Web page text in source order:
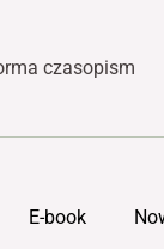
czasopism
E-book